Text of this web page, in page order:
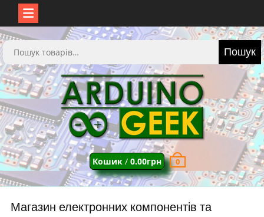
Перейти
до
вмісту
Шукати: Пошук
Кошик/ 0.00грн 0
Магазин електронних компонентів та